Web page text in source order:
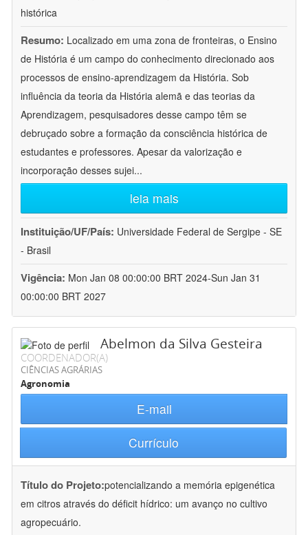
histórica
Resumo: Localizado em uma zona de fronteiras, o Ensino
de História é um campo do conhecimento direcionado aos
processos de ensino-aprendizagem da História. Sob
influência da teoria da História alemã e das teorias da
Aprendizagem, pesquisadores desse campo têm se
debruçado sobre a formação da consciência histórica de
estudantes e professores. Apesar da valorização e
incorporação desses sujei...
leia mais
Instituição/UF/País: Universidade Federal de Sergipe - SE
- Brasil
Vigência: Mon Jan 08 00:00:00 BRT 2024-Sun Jan 31
00:00:00 BRT 2027
Abelmon da Silva Gesteira
COORDENADOR(A)
CIÊNCIAS AGRÁRIAS
Agronomia
E-mail
Currículo
Título do Projeto:potencializando a memória epigenética
em citros através do déficit hídrico: um avanço no cultivo
agropecuário.